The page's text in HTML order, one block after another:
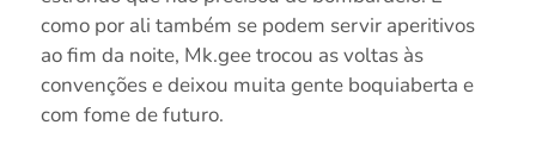
como por ali também se podem servir aperitivos
ao fim da noite, Mk.gee trocou as voltas às
convenções e deixou muita gente boquiaberta e
com fome de futuro.